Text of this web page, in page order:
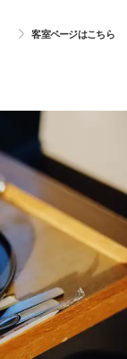
客室ページはこちら